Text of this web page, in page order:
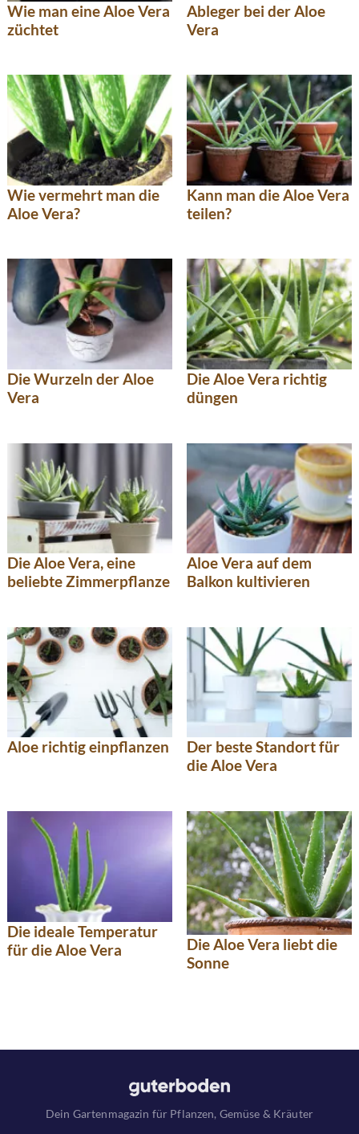
Wie man eine Aloe Vera
züchtet
Ableger bei der Aloe
Vera
Wie vermehrt man die
Aloe Vera?
Kann man die Aloe Vera
teilen?
Die Wurzeln der Aloe
Vera
Die Aloe Vera richtig
düngen
Die Aloe Vera, eine
beliebte Zimmerpflanze
Aloe Vera auf dem
Balkon kultivieren
Aloe richtig einpflanzen
Der beste Standort für
die Aloe Vera
Die ideale Temperatur
für die Aloe Vera
Die Aloe Vera liebt die
Sonne
Dein Gartenmagazin für Pflanzen, Gemüse & Kräuter